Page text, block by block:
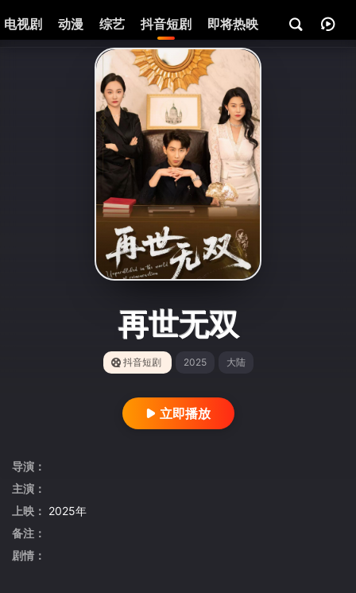
电视剧 动漫 综艺 抖音短剧 即将热映 资讯
再世无双
抖音短剧 2025 大陆
立即播放
导演：
主演：
上映： 2025年
备注：
剧情：